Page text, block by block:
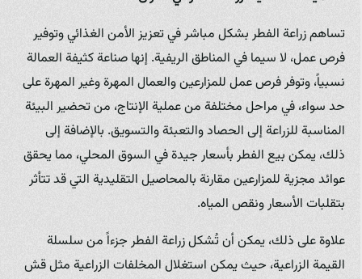
تساهم زراعة الفطر بشكل مباشر في تعزيز الأمن الغذائي وتوفير
فرص عمل، لا سيما في المناطق الريفية. إنها صناعة كثيفة العمالة
نسبياً، وتوفر فرص عمل للمزارعين والعمال المهرة وغير المهرة على
حد سواء، في مراحل مختلفة من عملية الإنتاج، من تحضير البيئة
المناسبة للزراعة إلى الحصاد والتعبئة والتسويق. بالإضافة إلى
ذلك، يمكن بيع الفطر بأسعار جيدة في السوق المحلي، مما يحقق
عوائد مجزية للمزارعين مقارنة بالمحاصيل التقليدية التي قد تتأثر
بتقلبات الأسعار ونقص المياه.
علاوة على ذلك، يمكن أن تُشكل زراعة الفطر جزءاً من سلسلة
القيمة الزراعية، حيث يمكن استغلال المخلفات الزراعية مثل قش